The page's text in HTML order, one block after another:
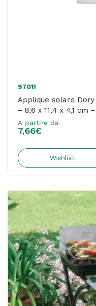
97011
Applique solare
– 8,6 x 11,4 x 4,1 cm
A partire da
7,66€
Wishlist